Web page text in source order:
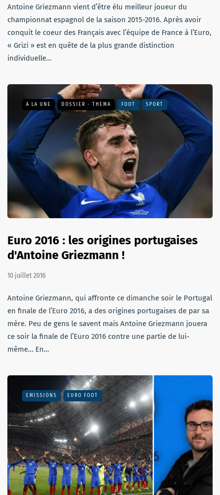
Antoine Griezmann vient d’être élu meilleur joueur du
championnat espagnol de la saison 2015-2016. Après avoir
conquit le coeur des Français avec l’équipe de France à l’Euro,
« Grizi » est en quête de la plus grande distinction
individuelle…
A LA UNE DOSSIER - THEMA FOOT SPORT
Euro 2016 : les origines portugaises
d'Antoine Griezmann !
10 juillet 2016
Antoine Griezmann, qui affronte ce dimanche soir le Portugal
en finale de l’Euro 2016, a des origines portugaises de par sa
mère. Peu de gens le savent mais Antoine Griezmann jouera
ce soir la finale de l’Euro 2016 contre une partie de lui-
même… En…
EMISSIONS EURO FOOT